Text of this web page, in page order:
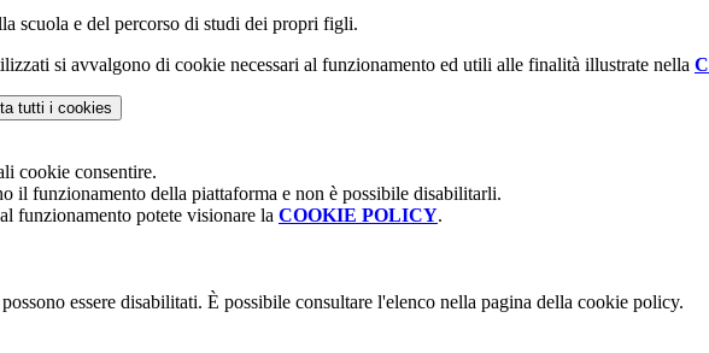
scuola e del percorso di studi dei propri figli.
si avvalgono di cookie necessari al funzionamento ed utili alle finalità illustrate nella
tutti i cookies
cookie consentire.
il funzionamento della piattaforma e non è possibile disabilitarli.
funzionamento potete visionare la COOKIE POLICY.
essere disabilitati. È possibile consultare l'elenco nella pagina della cookie policy.